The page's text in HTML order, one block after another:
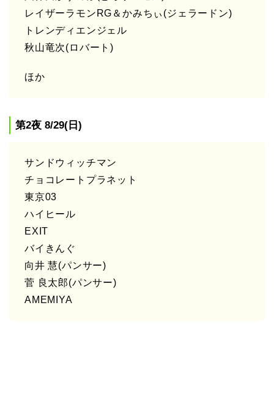
レイザーラモンRG＆かみちぃ(ジェラードン)
トレンディエンジェル
秋山竜次(ロバート)
ほか
第2夜 8/29(日)
サンドウィッチマン
チョコレートプラネット
東京03
ハイヒール
EXIT
バイきんぐ
向井 慧(パンサー)
菅 良太郎(パンサー)
AMEMIYA